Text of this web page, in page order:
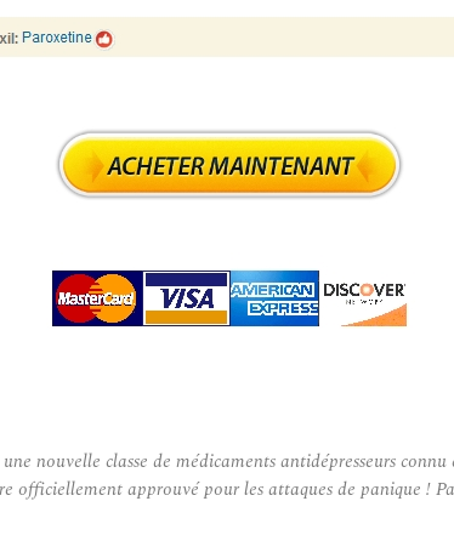
nouvelle classe de médicaments antidépresseurs
approuvé pour les attaques de panique !